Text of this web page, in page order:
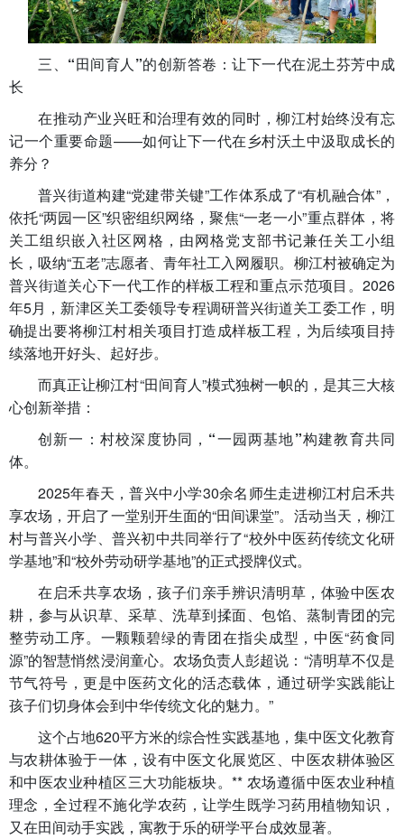
三、“田间育人”的创新答卷：让下一代在泥土芬芳中成
长
在推动产业兴旺和治理有效的同时，柳江村始终没有忘
记一个重要命题——如何让下一代在乡村沃土中汲取成长的
养分？
普兴街道构建“党建带关键”工作体系成了“有机融合体”，
依托“两园一区”织密组织网络，聚焦“一老一小”重点群体，将
关工组织嵌入社区网格，由网格党支部书记兼任关工小组
长，吸纳“五老”志愿者、青年社工入网履职。柳江村被确定为
普兴街道关心下一代工作的样板工程和重点示范项目。2026
年5月，新津区关工委领导专程调研普兴街道关工委工作，明
确提出要将柳江村相关项目打造成样板工程，为后续项目持
续落地开好头、起好步。
而真正让柳江村“田间育人”模式独树一帜的，是其三大核
心创新举措：
创新一：村校深度协同，“一园两基地”构建教育共同
体。
2025年春天，普兴中小学30余名师生走进柳江村启禾共
享农场，开启了一堂别开生面的“田间课堂”。活动当天，柳江
村与普兴小学、普兴初中共同举行了“校外中医药传统文化研
学基地”和“校外劳动研学基地”的正式授牌仪式。
在启禾共享农场，孩子们亲手辨识清明草，体验中医农
耕，参与从识草、采草、洗草到揉面、包馅、蒸制青团的完
整劳动工序。一颗颗碧绿的青团在指尖成型，中医“药食同
源”的智慧悄然浸润童心。农场负责人彭超说：“清明草不仅是
节气符号，更是中医药文化的活态载体，通过研学实践能让
孩子们切身体会到中华传统文化的魅力。”
这个占地620平方米的综合性实践基地，集中医文化教育
与农耕体验于一体，设有中医文化展览区、中医农耕体验区
和中医农业种植区三大功能板块。** 农场遵循中医农业种植
理念，全过程不施化学农药，让学生既学习药用植物知识，
又在田间动手实践，寓教于乐的研学平台成效显著。